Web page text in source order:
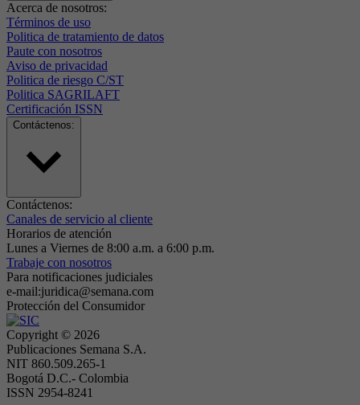
Acerca de nosotros:
Términos de uso
Politica de tratamiento de datos
Paute con nosotros
Aviso de privacidad
Politica de riesgo C/ST
Politica SAGRILAFT
Certificación ISSN
Contáctenos:
Contáctenos:
Canales de servicio al cliente
Horarios de atención
Lunes a Viernes de 8:00 a.m. a 6:00 p.m.
Trabaje con nosotros
Para notificaciones judiciales
e-mail:juridica@semana.com
Protección del Consumidor
Copyright © 2026
Publicaciones Semana S.A.
NIT 860.509.265-1
Bogotá D.C.- Colombia
ISSN 2954-8241